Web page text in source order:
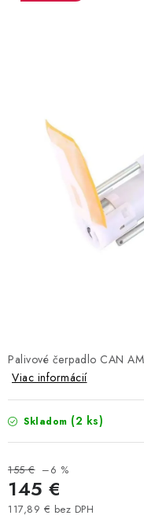
NAVIJAKY COME UP
OLEJE MAXIMA A FILTRE
ROZŠIROVACIE
ŠTVORKOLKY
NOVINKY
VÝPREDAJ
AKCIA
Palivové čerpadlo CAN
Viac informácií
Skladom (2 ks)
155 € –6 %
145 €
117,89 € bez DPH